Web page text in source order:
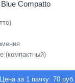
Compatto
(компактный)
Цена за 1 пачку: 70 руб.